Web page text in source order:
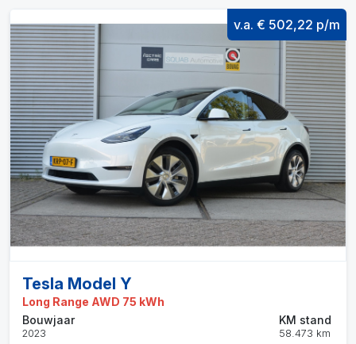
v.a. € 502,22 p/m
Tesla Model Y
Long Range AWD 75 kWh
Bouwjaar
2023
KM stand
58.473 km